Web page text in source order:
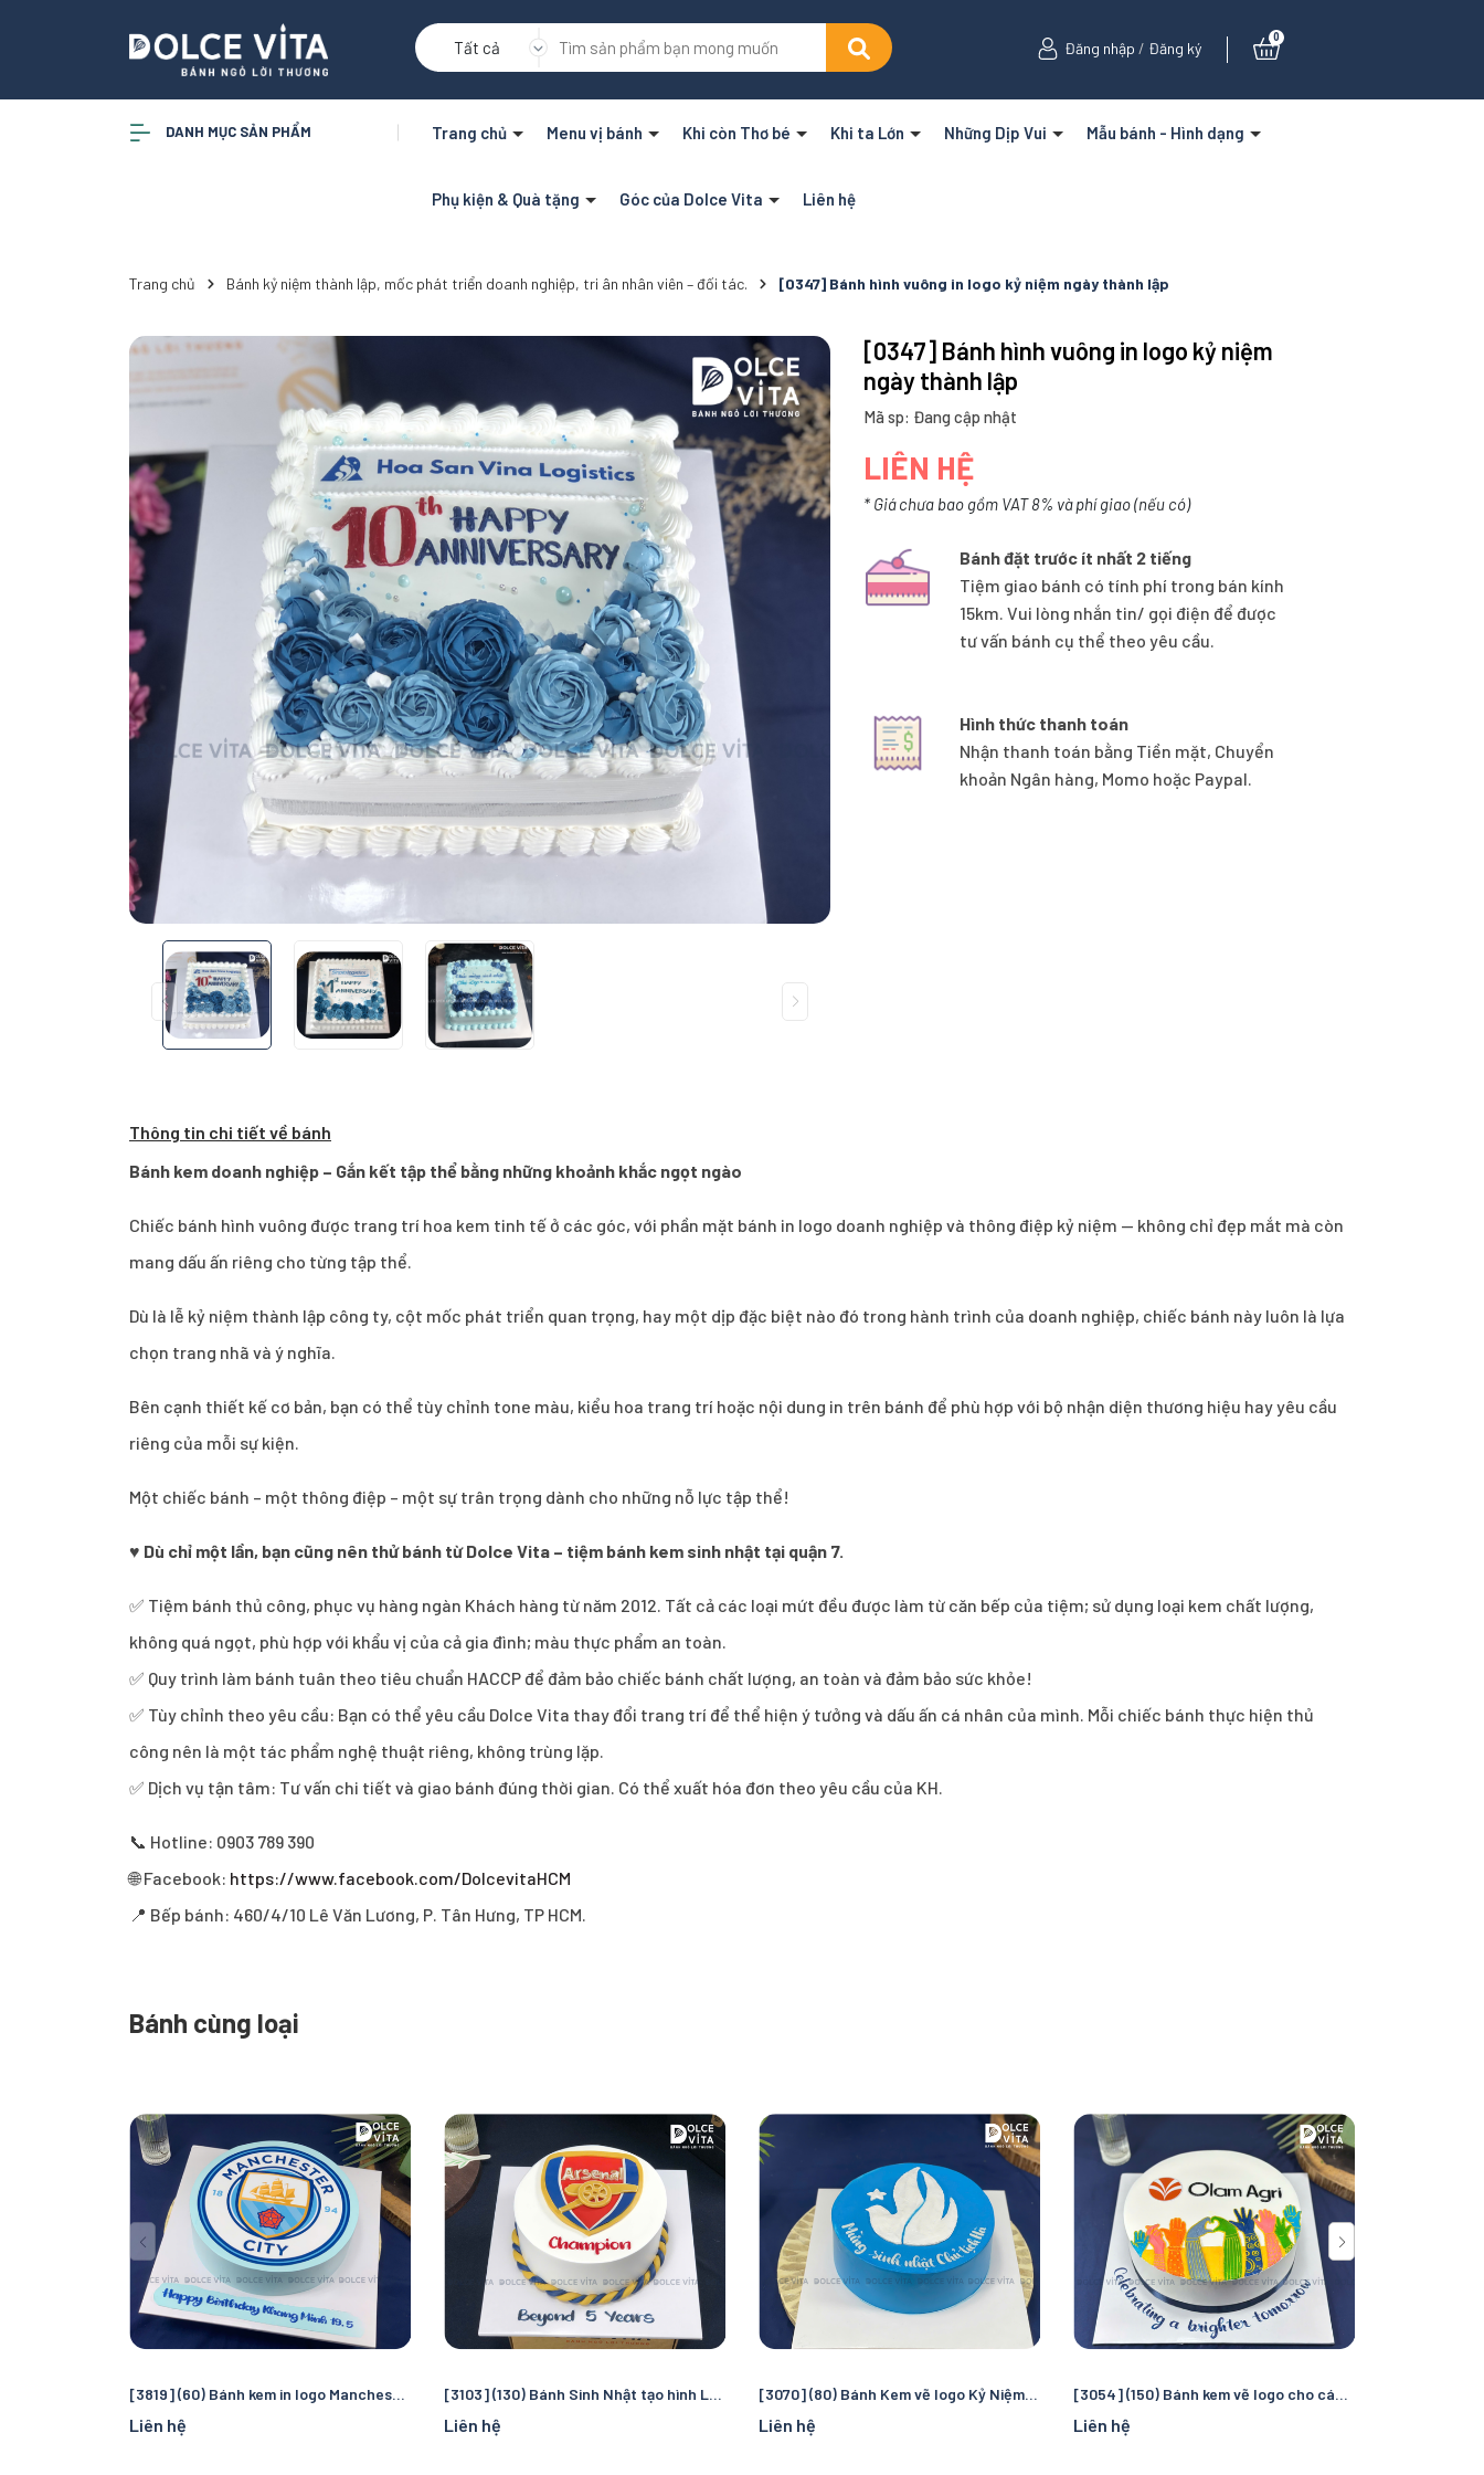
Tất cả Đăng nhập / Đăng ký
0
DANH MỤC SẢN PHẨM Trang chủ Menu vị bánh Khi còn Thơ bé Khi ta Lớn Những Dịp Vui Mẫu bánh - Hình dạng
Phụ kiện & Quà tặng Góc của Dolce Vita Liên hệ
Trang chủ Bánh kỷ niệm thành lập, mốc phát triển doanh nghiệp, tri ân nhân viên – đối tác. [0347] Bánh hình vuông in logo kỷ niệm ngày thành lập
[0347] Bánh hình vuông in logo kỷ niệm
ngày thành lập
Mã sp: Đang cập nhật
LIÊN HỆ
* Giá chưa bao gồm VAT 8% và phí giao (nếu có)
Bánh đặt trước ít nhất 2 tiếng
Tiệm giao bánh có tính phí trong bán kính
15km. Vui lòng nhắn tin/ gọi điện để được
tư vấn bánh cụ thể theo yêu cầu.
Hình thức thanh toán
Nhận thanh toán bằng Tiền mặt, Chuyển
khoản Ngân hàng, Momo hoặc Paypal.
Thông tin chi tiết về bánh
Bánh kem doanh nghiệp – Gắn kết tập thể bằng những khoảnh khắc ngọt ngào
Chiếc bánh hình vuông được trang trí hoa kem tinh tế ở các góc, với phần mặt bánh in logo doanh nghiệp và thông điệp kỷ niệm — không chỉ đẹp mắt mà còn
mang dấu ấn riêng cho từng tập thể.
Dù là lễ kỷ niệm thành lập công ty, cột mốc phát triển quan trọng, hay một dịp đặc biệt nào đó trong hành trình của doanh nghiệp, chiếc bánh này luôn là lựa
chọn trang nhã và ý nghĩa.
Bên cạnh thiết kế cơ bản, bạn có thể tùy chỉnh tone màu, kiểu hoa trang trí hoặc nội dung in trên bánh để phù hợp với bộ nhận diện thương hiệu hay yêu cầu
riêng của mỗi sự kiện.
Một chiếc bánh – một thông điệp – một sự trân trọng dành cho những nỗ lực tập thể!
♥ Dù chỉ một lần, bạn cũng nên thử bánh từ Dolce Vita – tiệm bánh kem sinh nhật tại quận 7.
✅ Tiệm bánh thủ công, phục vụ hàng ngàn Khách hàng từ năm 2012. Tất cả các loại mứt đều được làm từ căn bếp của tiệm; sử dụng loại kem chất lượng,
không quá ngọt, phù hợp với khẩu vị của cả gia đình; màu thực phẩm an toàn.
✅ Quy trình làm bánh tuân theo tiêu chuẩn HACCP để đảm bảo chiếc bánh chất lượng, an toàn và đảm bảo sức khỏe!
✅ Tùy chỉnh theo yêu cầu: Bạn có thể yêu cầu Dolce Vita thay đổi trang trí để thể hiện ý tưởng và dấu ấn cá nhân của mình. Mỗi chiếc bánh thực hiện thủ
công nên là một tác phẩm nghệ thuật riêng, không trùng lặp.
✅ Dịch vụ tận tâm: Tư vấn chi tiết và giao bánh đúng thời gian. Có thể xuất hóa đơn theo yêu cầu của KH.
📞 Hotline: 0903 789 390
🌐 Facebook: https://www.facebook.com/DolcevitaHCM
📍 Bếp bánh: 460/4/10 Lê Văn Lương, P. Tân Hưng, TP HCM.
Bánh cùng loại
[3819] (60) Bánh kem in logo Manchester City – Quà tặng sinh nhật hoàn hảo cho fan bóng đá
Liên hệ
[3103] (130) Bánh Sinh Nhật tạo hình Logo Arsenal – Món Quà Độc Đáo Cho Fan Bóng Đá Pháo Thủ
Liên hệ
[3070] (80) Bánh Kem vẽ logo Kỷ Niệm Thành Lập Doanh Nghiệp – Ý Nghĩa & Trang Trọng
Liên hệ
[3054] (150) Bánh kem vẽ logo cho các sự kiện doanh nghiệp
Liên hệ